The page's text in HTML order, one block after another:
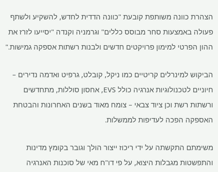
הצהרת כוונה משותפת קובעת "כוונה הדדית לחדש, להשקיע ולשתף
פעולה באמצעות סחר מבוסס כללים" וגרמניה וקנדה "יסייעו לזרז את
ההון הפרטי למימון פרויקטים חדשים ולבנות רשתות אספקה ​​גמישות."
הביקוש למינרלים קריטיים כמו ניקל, קובלט, גרפיט ואדמה נדירים –
חיוניים לטכנולוגיות אנרגיה כולל EVS, אחסון סוללות, מתחדשים
ורשתות רשת וכן ציוד צבאי – צומח מאוד בשנים האחרונות והבטחת
האספקה ​​הפכה לעדיפות לממשלות.
משימתם התקשתה על ידי ריכוז ייצור הולך וגובר בקומץ מדינות
והתפשטות מגבלות היצוא, על פי דו"ח מאי של סוכנות האנרגיה